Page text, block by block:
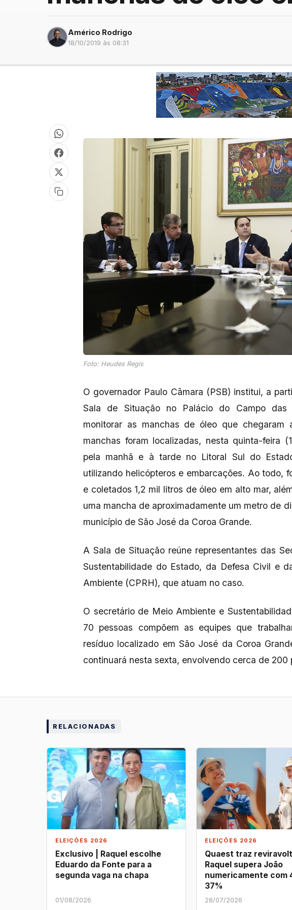
Américo Rodrigo
18/10/2019 às 08:31
Foto: Heudes Regis
O governador Paulo Câmara (PSB) institui, a
Sala de Situação no Palácio do Campo das
monitorar as manchas de óleo que chegaram
manchas foram localizadas, nesta quinta-feira
pela manhã e à tarde no Litoral Sul do
utilizando helicópteros e embarcações. Ao todo,
e coletados 1,2 mil litros de óleo em alto mar,
uma mancha de aproximadamente um metro de
município de São José da Coroa Grande.
A Sala de Situação reúne representantes das
Sustentabilidade do Estado, da Defesa Civil e
Ambiente (CPRH), que atuam no caso.
O secretário de Meio Ambiente e
70 pessoas compõem as equipes que
resíduo localizado em São José da Coroa
continuará nesta sexta, envolvendo cerca de 200
RELACIONADAS
ELEIÇÕES 2026
Exclusivo | Raquel escolhe
Eduardo da Fonte para a
segunda vaga na chapa
01/08/2026
ELEIÇÕES 2026
Quaest traz
Raquel supera João
numericamente com
37%
28/07/2026